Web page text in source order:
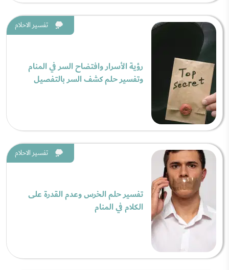
تفسير الاحلام
رؤية الأسرار وافتضاح السر في المنام
وتفسير حلم كشف السر بالتفصيل
تفسير الاحلام
تفسير حلم الخرس وعدم القدرة على
الكلام في المنام